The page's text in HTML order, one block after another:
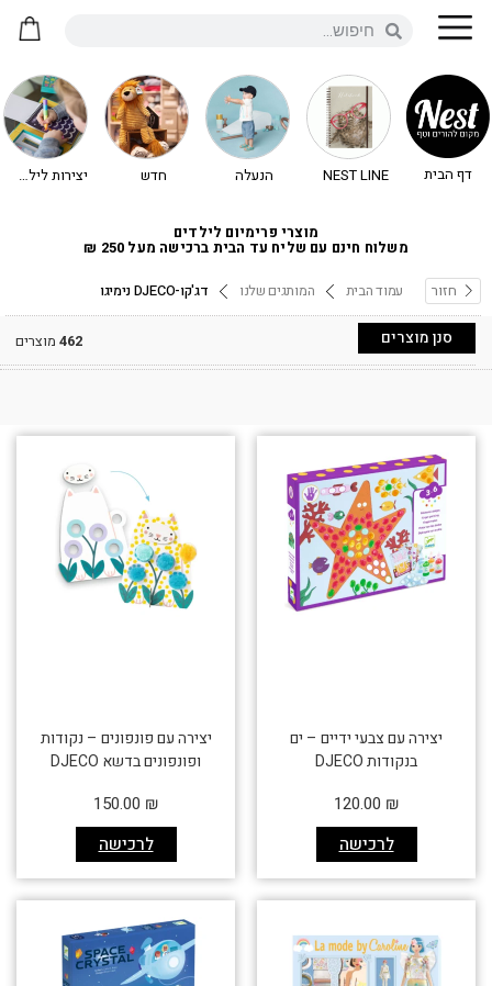
דף הבית NEST LINE הנעלה חדש יצירות לילדים - יצירה לילדים
מוצרי פרימיום לילדים
משלוח חינם עם שליח עד הבית ברכישה מעל 250 ₪
חזור עמוד הבית המותגים שלנו דג'קו-DJECO נימיגו
462 מוצרים סנן מוצרים
יצירה עם צבעי ידיים – ים
בנקודות DJECO
לרכישה
120.00 ₪
יצירה עם פונפונים – נקודות
ופונפונים בדשא DJECO
לרכישה
150.00 ₪